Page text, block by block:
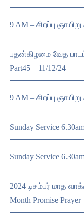
9 AM – சிறப்பு
புதன்கிழமை வேத
Part45 – 11/12/24
9 AM – சிறப்பு
Sunday Service
Sunday Service
2024 டிசம்பர் மாத
Month Promise Prayer